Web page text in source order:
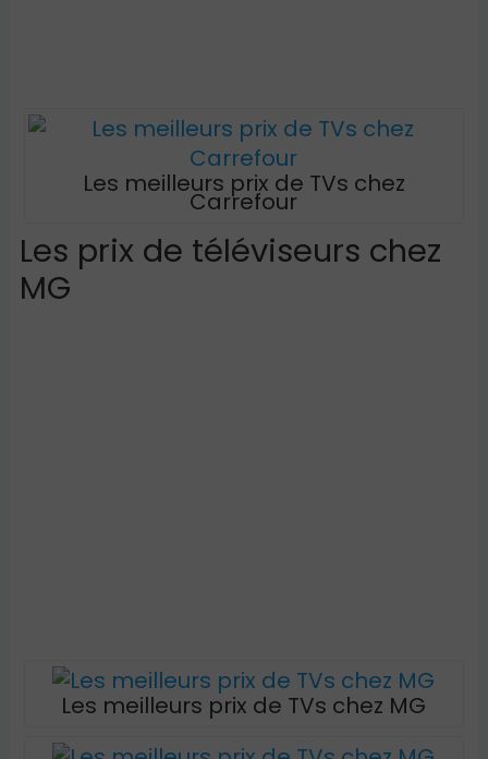
Les meilleurs prix de TVs chez
Carrefour
Les prix de téléviseurs chez
MG
Les meilleurs prix de TVs chez MG